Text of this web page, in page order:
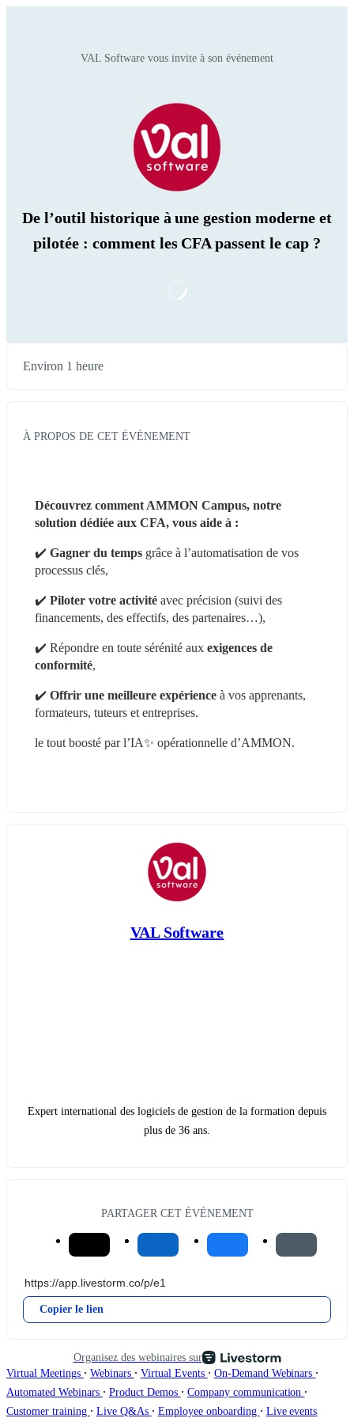
VAL Software vous invite à son événement
De l’outil historique à une gestion moderne et
pilotée : comment les CFA passent le cap ?
Environ 1 heure
À PROPOS DE CET ÉVÉNEMENT
Découvrez comment AMMON Campus, notre
solution dédiée aux CFA, vous aide à :
✔️ Gagner du temps grâce à l’automatisation de vos
processus clés,
✔️ Piloter votre activité avec précision (suivi des
financements, des effectifs, des partenaires…),
✔️ Répondre en toute sérénité aux exigences de
conformité,
✔️ Offrir une meilleure expérience à vos apprenants,
formateurs, tuteurs et entreprises.
le tout boosté par l’IA✨ opérationnelle d’AMMON.
VAL Software
Expert international des logiciels de gestion de la formation depuis
plus de 36 ans.
PARTAGER CET ÉVÉNEMENT
Copier le lien
Organisez des webinaires sur
Virtual Meetings ∙ Webinars ∙ Virtual Events ∙ On-Demand Webinars ∙
Automated Webinars ∙ Product Demos ∙ Company communication ∙
Customer training ∙ Live Q&As ∙ Employee onboarding ∙ Live events